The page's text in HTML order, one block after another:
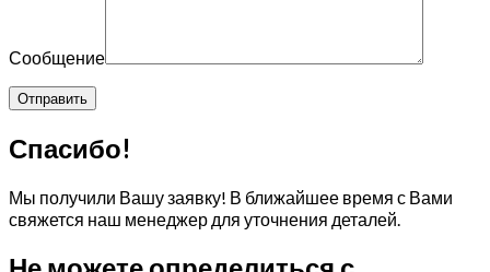
Сообщение
Спасибо!
Мы получили Вашу заявку! В ближайшее время с Вами
свяжется наш менеджер для уточнения деталей.